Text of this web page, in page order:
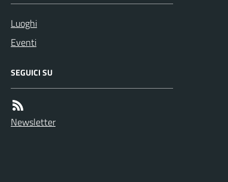
Luoghi
Eventi
SEGUICI SU
Newsletter